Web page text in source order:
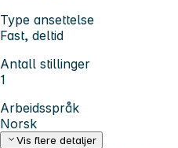
Type ansettelse
Fast, deltid
Antall stillinger
1
Arbeidsspråk
Norsk
Vis flere detaljer